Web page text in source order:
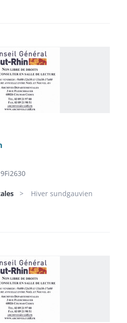
9Fi2630
Hiver sundgauvien